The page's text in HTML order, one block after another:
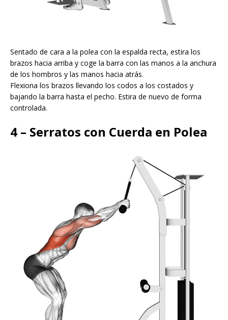
Sentado de cara a la polea con la espalda recta, estira los
brazos hacia arriba y coge la barra con las manos a la anchura
de los hombros y las manos hacia atrás.
Flexiona los brazos llevando los codos a los costados y
bajando la barra hasta el pecho. Estira de nuevo de forma
controlada.
4 – Serratos con Cuerda en Polea